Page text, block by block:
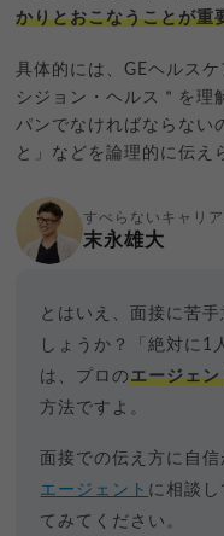
かりとおこなうことが重
具体的には、GEヘルス
シジョン・ヘルス＂を理
パンでなければならない
と」などを論理的に伝え
すべらないキャリ
末永雄大
とはいえ、面接に苦
しょうか？「絶対に1
は、プロのエージェ
方法ですよ。
面接での伝え方に自信
エージェント に相談
てみてください。